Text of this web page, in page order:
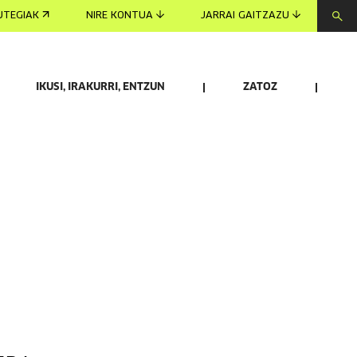
NIRE KONTUA JARRAI GAITZAZU
IKUSI, IRAKURRI, ENTZUN ZATOZ